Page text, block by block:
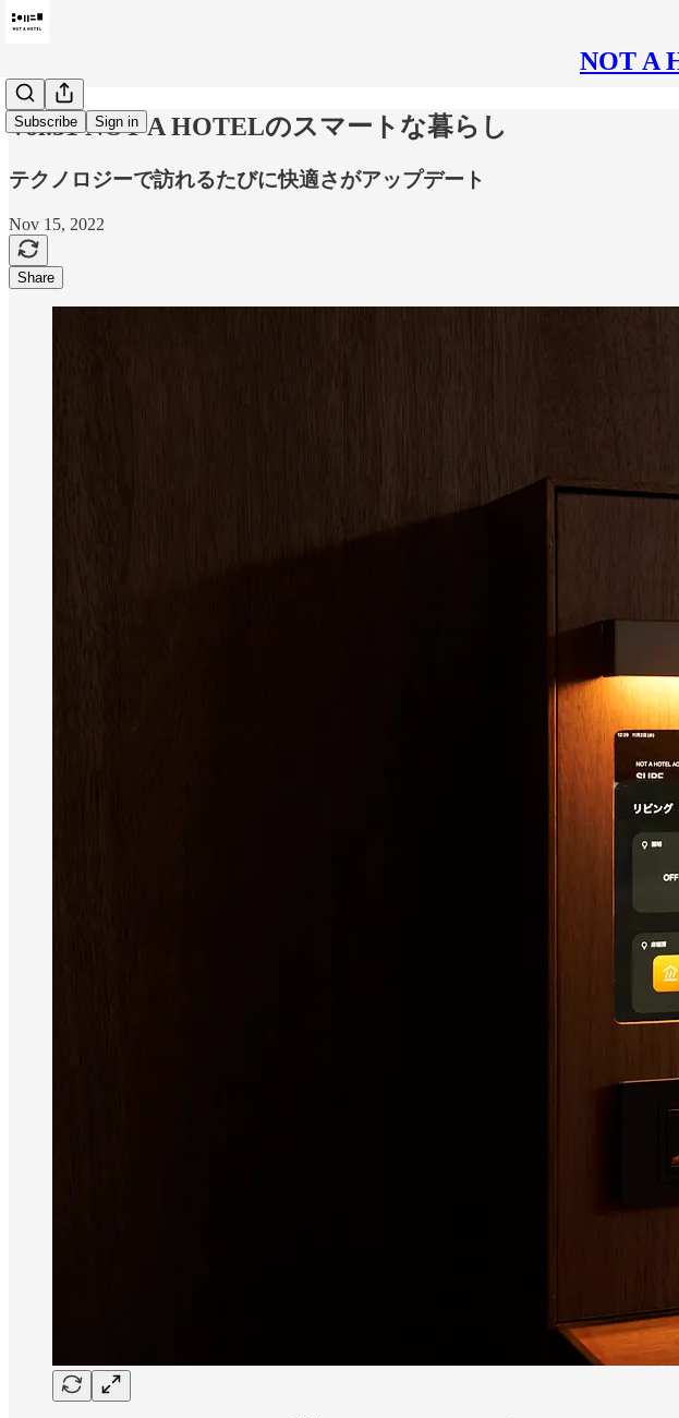
NOT A
Subscribe Sign in
Vol.31 NOT A HOTELのスマートな暮らし
テクノロジーで訪れるたびに快適さがアップデート
Nov 15, 2022
Share